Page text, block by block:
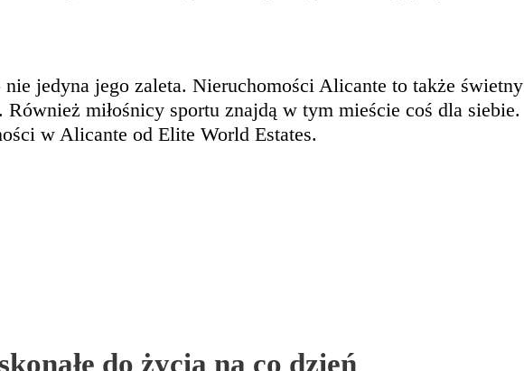
jedyna jego zaleta. Nieruchomości Alicante to także świetny
miłośnicy sportu znajdą w tym mieście coś dla siebie.
w Alicante od Elite World Estates.
do życia na co dzień